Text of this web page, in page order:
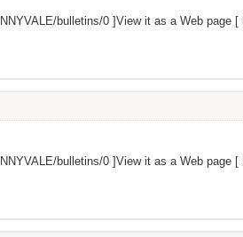
bulletins/0 ]View it as a Web page [
bulletins/0 ]View it as a Web page [